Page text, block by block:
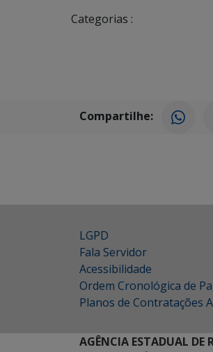
Categorias :
Compartilhe:
LGPD
Fala Servidor
Acessibilidade
Ordem Cronológica de
Planos de Contratações
AGÊNCIA ESTADUAL DE